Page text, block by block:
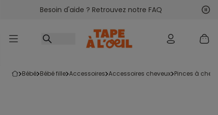
Accéder au contenu
Besoin d'aide ? Retrouvez notre FAQ
bébé bébé fille accessoires accessoires cheveux pinces à